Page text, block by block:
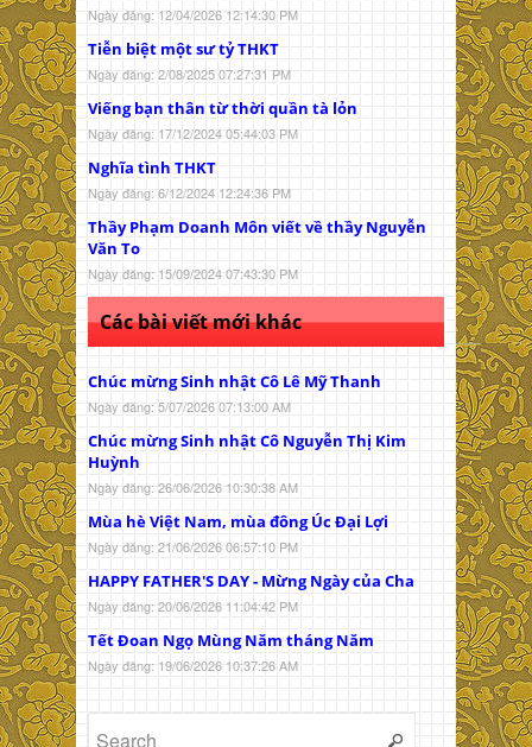
Ngày đăng: 12/04/2026 12:14:30 PM
Tiễn biệt một sư tỷ THKT
Ngày đăng: 2/08/2025 07:27:31 PM
Viếng bạn thân từ thời quần tà lỏn
Ngày đăng: 17/12/2024 05:44:03 PM
Nghĩa tình THKT
Ngày đăng: 6/12/2024 12:24:36 PM
Thầy Phạm Doanh Môn viết về thầy Nguyễn
Văn To
Ngày đăng: 15/09/2024 07:43:30 PM
Các bài viết mới khác
Chúc mừng Sinh nhật Cô Lê Mỹ Thanh
Ngày đăng: 5/07/2026 07:13:00 AM
Chúc mừng Sinh nhật Cô Nguyễn Thị Kim
Huỳnh
Ngày đăng: 26/06/2026 10:30:38 AM
Mùa hè Việt Nam, mùa đông Úc Đại Lợi
Ngày đăng: 21/06/2026 06:57:10 PM
HAPPY FATHER'S DAY - Mừng Ngày của Cha
Ngày đăng: 20/06/2026 11:04:42 PM
Tết Đoan Ngọ Mùng Năm tháng Năm
Ngày đăng: 19/06/2026 10:37:26 AM